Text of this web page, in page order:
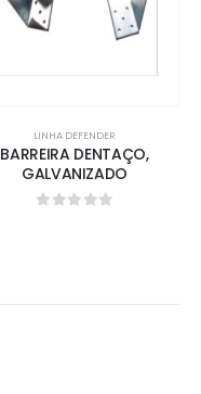
LINHA DEFENDER
BARREIRA DENTAÇO,
GALVANIZADO